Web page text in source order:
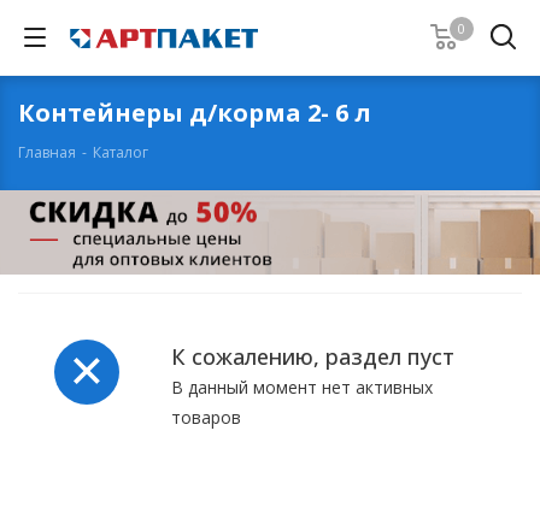
0
Контейнеры д/корма 2- 6 л
Главная - Каталог
К сожалению, раздел пуст
В данный момент нет активных
товаров